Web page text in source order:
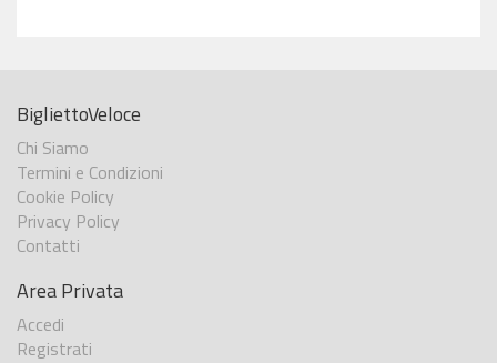
BigliettoVeloce
Chi Siamo
Termini e Condizioni
Cookie Policy
Privacy Policy
Contatti
Area Privata
Accedi
Registrati